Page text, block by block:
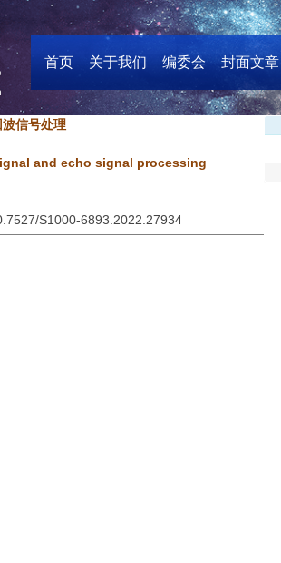
首页 关于我们 编委会 封面文章
信号处理
and echo signal processing
S1000-6893.2022.27934